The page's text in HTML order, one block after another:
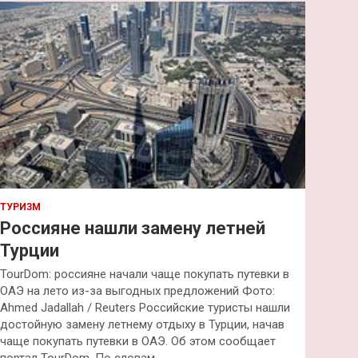
к
ТУРИЗМ
Россияне нашли замену летней
Турции
TourDom: россияне начали чаще покупать путевки в
ОАЭ на лето из-за выгодных предложений Фото:
Ahmed Jadallah / Reuters Российские туристы нашли
достойную замену летнему отдыху в Турции, начав
чаще покупать путевки в ОАЭ. Об этом сообщает